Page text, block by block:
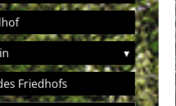
▾
Friedhofs